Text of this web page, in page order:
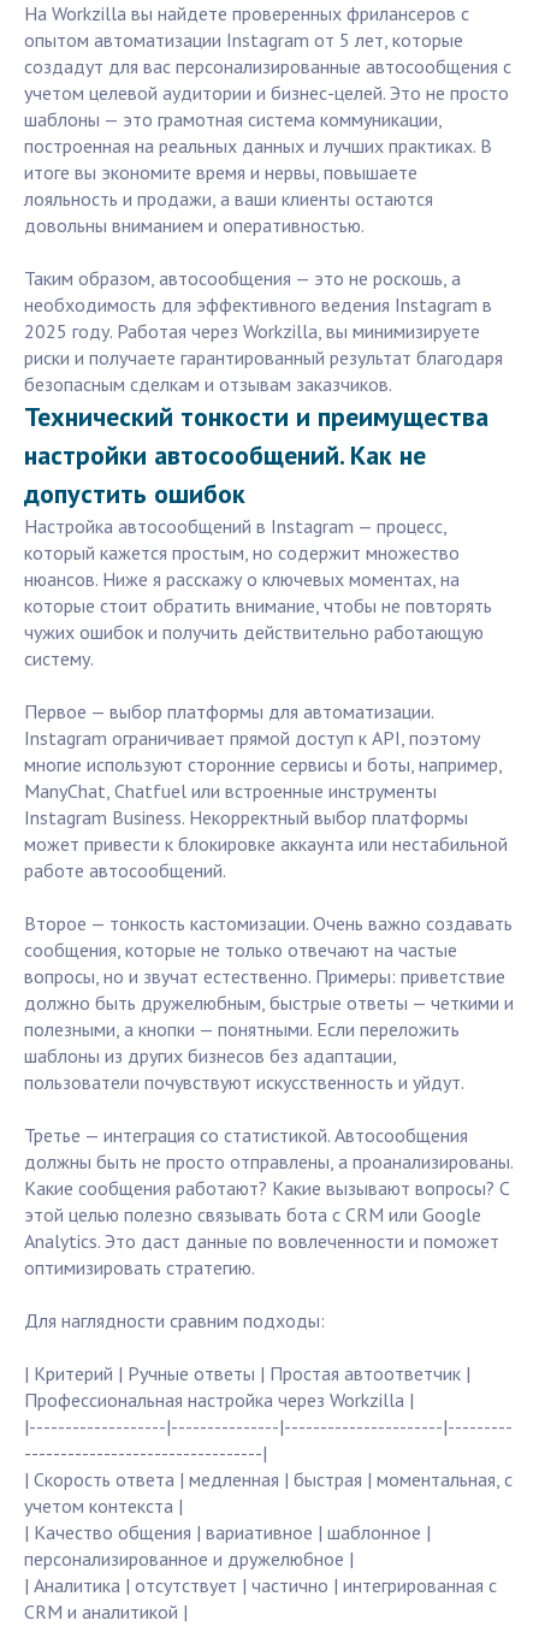
На Workzilla вы найдете проверенных фрилансеров с
опытом автоматизации Instagram от 5 лет, которые
создадут для вас персонализированные автосообщения с
учетом целевой аудитории и бизнес-целей. Это не просто
шаблоны — это грамотная система коммуникации,
построенная на реальных данных и лучших практиках. В
итоге вы экономите время и нервы, повышаете
лояльность и продажи, а ваши клиенты остаются
довольны вниманием и оперативностью.
Таким образом, автосообщения — это не роскошь, а
необходимость для эффективного ведения Instagram в
2025 году. Работая через Workzilla, вы минимизируете
риски и получаете гарантированный результат благодаря
безопасным сделкам и отзывам заказчиков.
Технический тонкости и преимущества
настройки автосообщений. Как не
допустить ошибок
Настройка автосообщений в Instagram — процесс,
который кажется простым, но содержит множество
нюансов. Ниже я расскажу о ключевых моментах, на
которые стоит обратить внимание, чтобы не повторять
чужих ошибок и получить действительно работающую
систему.
Первое — выбор платформы для автоматизации.
Instagram ограничивает прямой доступ к API, поэтому
многие используют сторонние сервисы и боты, например,
ManyChat, Chatfuel или встроенные инструменты
Instagram Business. Некорректный выбор платформы
может привести к блокировке аккаунта или нестабильной
работе автосообщений.
Второе — тонкость кастомизации. Очень важно создавать
сообщения, которые не только отвечают на частые
вопросы, но и звучат естественно. Примеры: приветствие
должно быть дружелюбным, быстрые ответы — четкими и
полезными, а кнопки — понятными. Если переложить
шаблоны из других бизнесов без адаптации,
пользователи почувствуют искусственность и уйдут.
Третье — интеграция со статистикой. Автосообщения
должны быть не просто отправлены, а проанализированы.
Какие сообщения работают? Какие вызывают вопросы? С
этой целью полезно связывать бота с CRM или Google
Analytics. Это даст данные по вовлеченности и поможет
оптимизировать стратегию.
Для наглядности сравним подходы:
| Критерий | Ручные ответы | Простая автоответчик |
Профессиональная настройка через Workzilla |
|-------------------|---------------|----------------------|---------
---------------------------------|
| Скорость ответа | медленная | быстрая | моментальная, с
учетом контекста |
| Качество общения | вариативное | шаблонное |
персонализированное и дружелюбное |
| Аналитика | отсутствует | частично | интегрированная с
CRM и аналитикой |